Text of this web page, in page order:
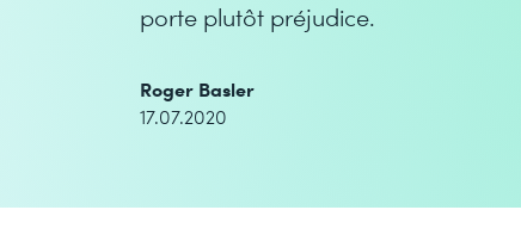
porte plutôt préjudice.
Roger Basler
17.07.2020